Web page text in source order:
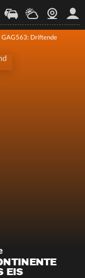
StaupilotWetterWebcam
GAG563: Driftende
EIS